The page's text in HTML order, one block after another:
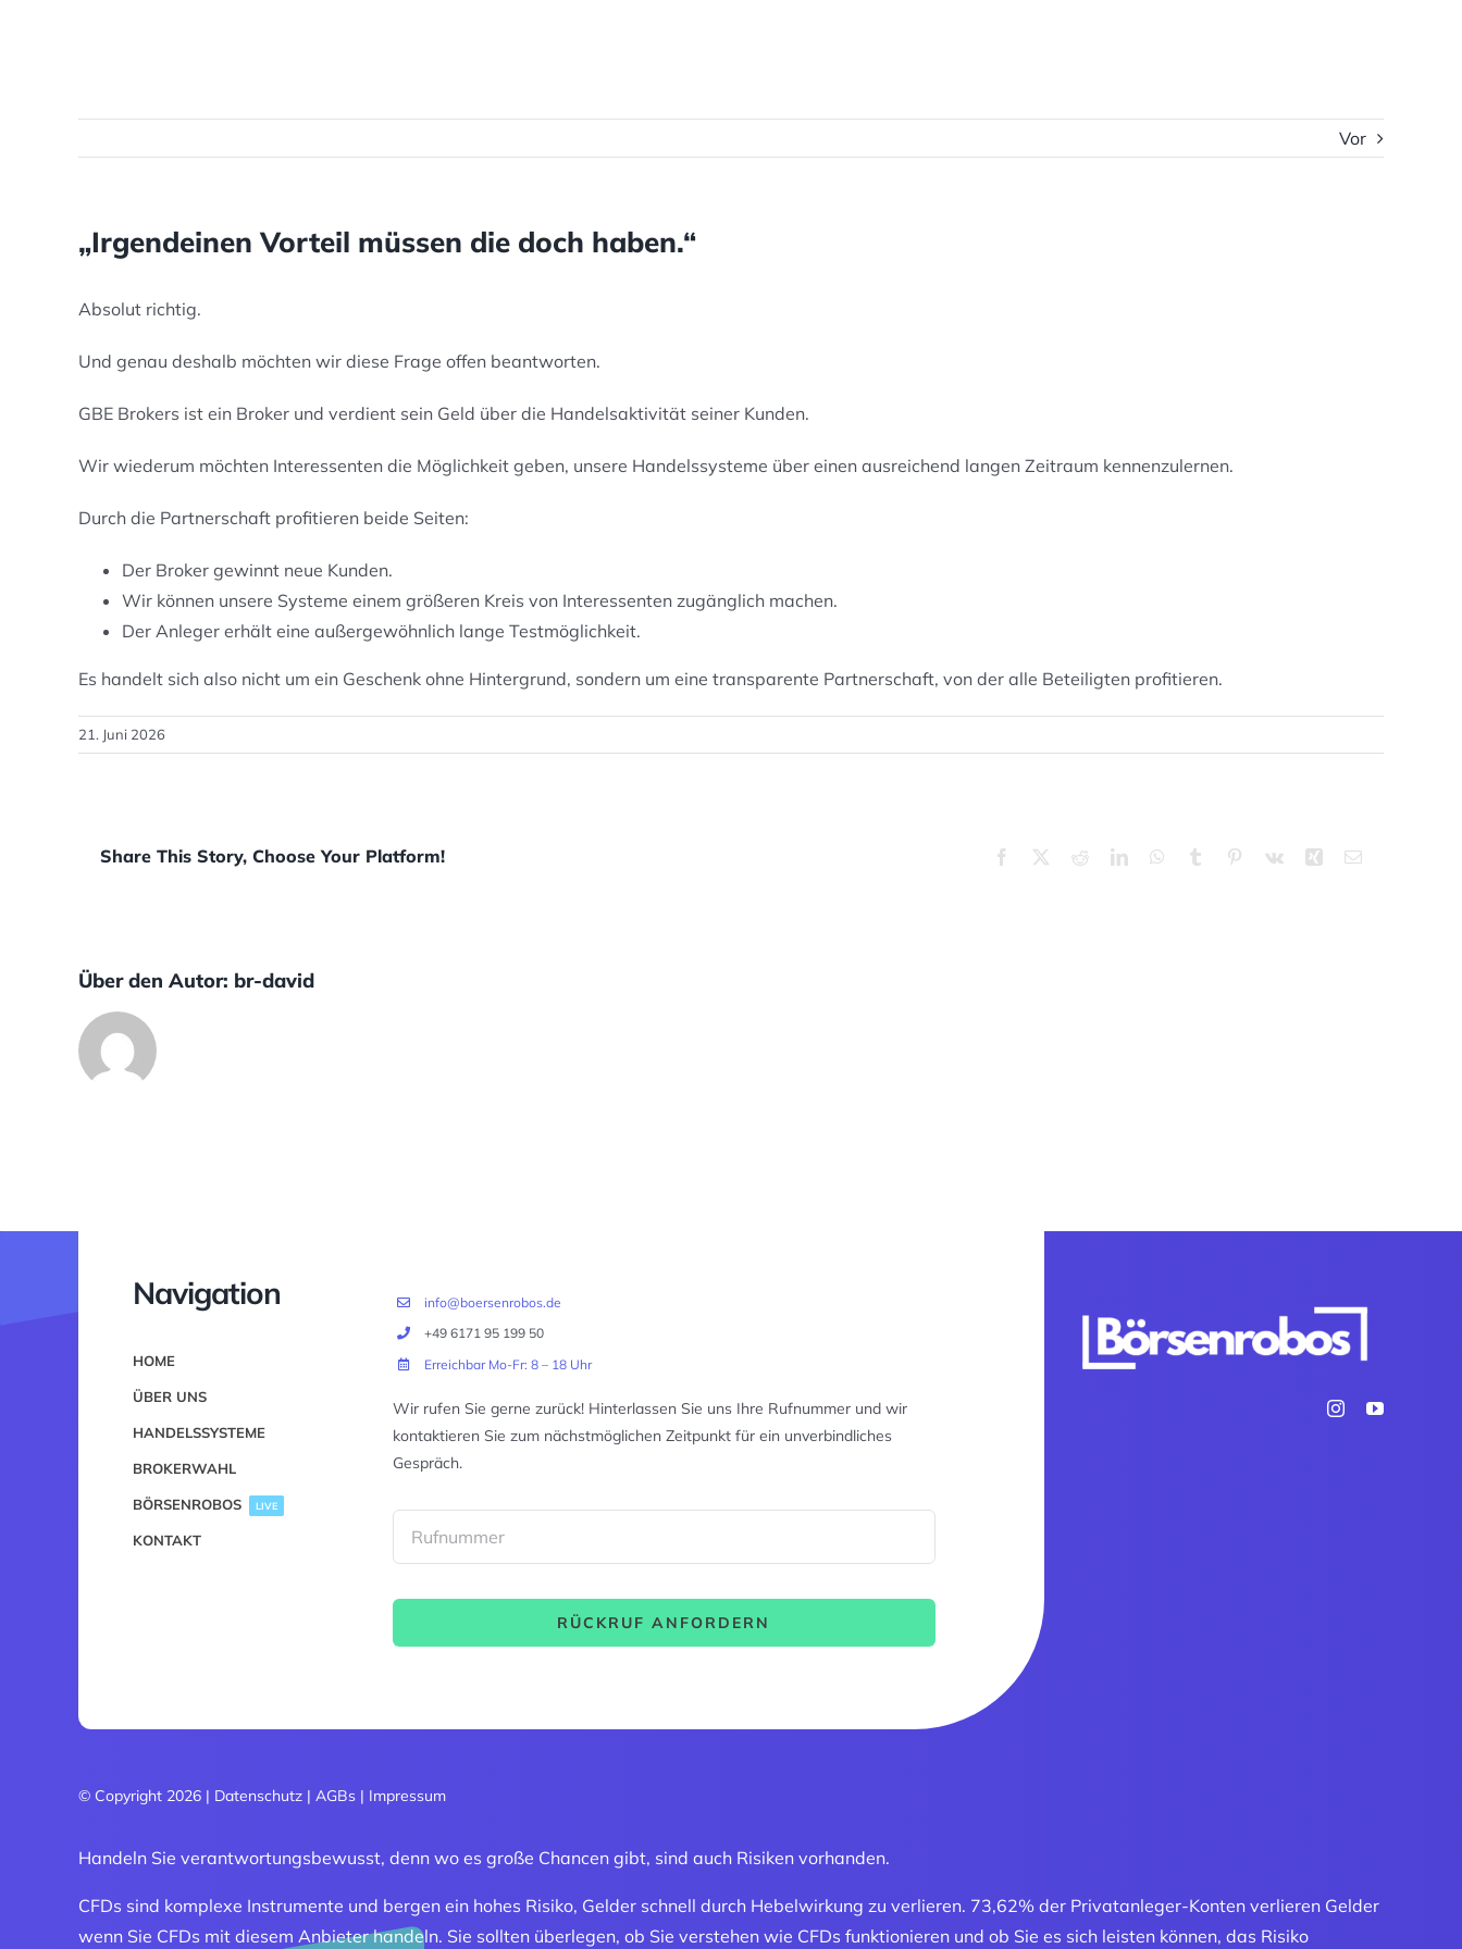
Vor
„Irgendeinen Vorteil müssen die doch haben.“
Absolut richtig.
Und genau deshalb möchten wir diese Frage offen beantworten.
GBE Brokers ist ein Broker und verdient sein Geld über die Handelsaktivität seiner Kunden.
Wir wiederum möchten Interessenten die Möglichkeit geben, unsere Handelssysteme über einen ausreichend langen Zeitraum kennenzulernen.
Durch die Partnerschaft profitieren beide Seiten:
Der Broker gewinnt neue Kunden.
Wir können unsere Systeme einem größeren Kreis von Interessenten zugänglich machen.
Der Anleger erhält eine außergewöhnlich lange Testmöglichkeit.
Es handelt sich also nicht um ein Geschenk ohne Hintergrund, sondern um eine transparente Partnerschaft, von der alle Beteiligten profitieren.
21. Juni 2026
Share This Story, Choose Your Platform! Facebook RedditLinkedInWhatsApp
Tumblr Pinterest
Vk Xing E-
Über den Autor: br-david
Navigation
HOME
ÜBER UNS
HANDELSSYSTEME
BROKERWAHL
BÖRSENROBOS LIVE
KONTAKT
info@boersenrobos.de
+49 6171 95 199 50
Erreichbar Mo-Fr: 8 – 18 Uhr
Wir rufen Sie gerne zurück! Hinterlassen Sie uns Ihre Rufnummer und wir
kontaktieren Sie zum nächstmöglichen Zeitpunkt für ein unverbindliches
Gespräch.
RÜCKRUF ANFORDERN
© Copyright 2026 | Datenschutz | AGBs| Impressum
Handeln Sie verantwortungsbewusst, denn wo es große Chancen gibt, sind auch Risiken vorhanden.
CFDs sind komplexe Instrumente und bergen ein hohes Risiko, Gelder schnell durch Hebelwirkung zu verlieren. 73,62% der Privatanleger-Konten verlieren Gelder
wenn Sie CFDs mit diesem Anbieter handeln. Sie sollten überlegen, ob Sie verstehen wie CFDs funktionieren und ob Sie es sich leisten können, das Risiko